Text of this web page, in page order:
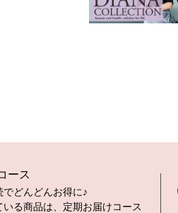
ース
どんどんお得に♪
る商品は、定期お届けコース